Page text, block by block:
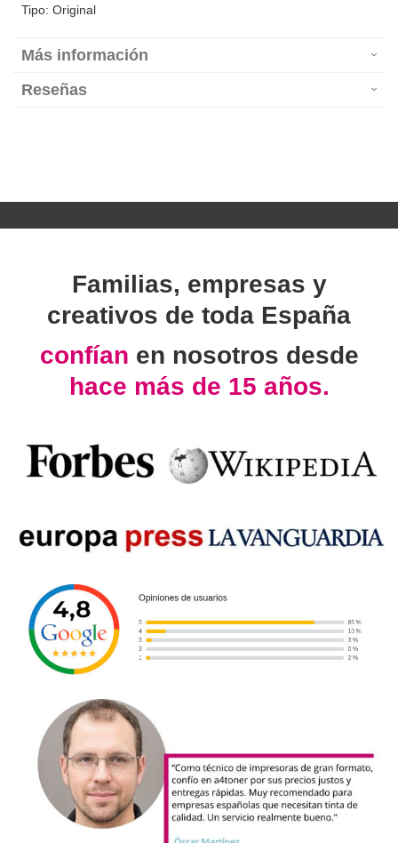
Tipo: Original
Más información
Reseñas
Familias, empresas y
creativos de toda España
confían en nosotros desde
hace más de 15 años.